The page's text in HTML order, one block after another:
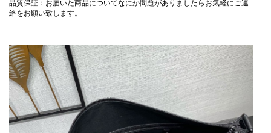
品質保証：お届いた商品についてなにか問題がありましたらお気軽にご連
絡をお願い致します。